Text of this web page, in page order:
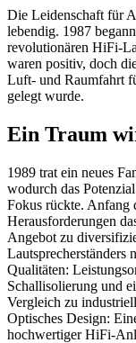
Die Leidenschaft für
lebendig. 1987
revolutionären HiFi-
waren positiv, doch
Luft- und Raumfahrt
gelegt wurde.
Ein Traum
1989 trat ein neues
wodurch das
Fokus rückte. Anfang
Herausforderungen
Angebot zu
Lautsprecherständers
Qualitäten:
Schallisolierung und
Vergleich zu
Optisches Design:
hochwertiger HiFi-